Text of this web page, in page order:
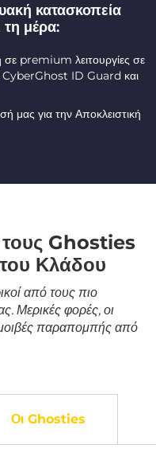
κατασκοπεία
τη μέρα:
premium λειτουργίες σε
CyberGhost ID Guard και
μας για την Αποκλειστική
τους Ghosties
Κλάδου
από τους πιο
Μερικές φορές, οι
παραπομπής από
Οι Ghosties